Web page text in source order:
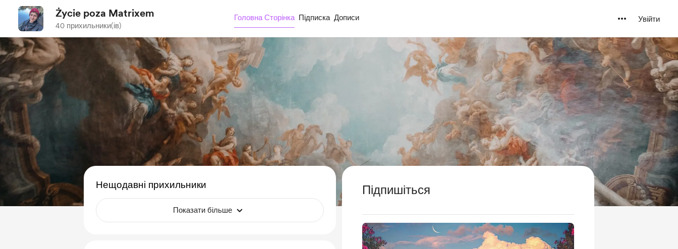
Życie poza Matrixem
40 прихильники(ів)
Головна Сторінка Підписка Дописи Увійти
Підпишіться
Нещодавні прихильники
Показати більше